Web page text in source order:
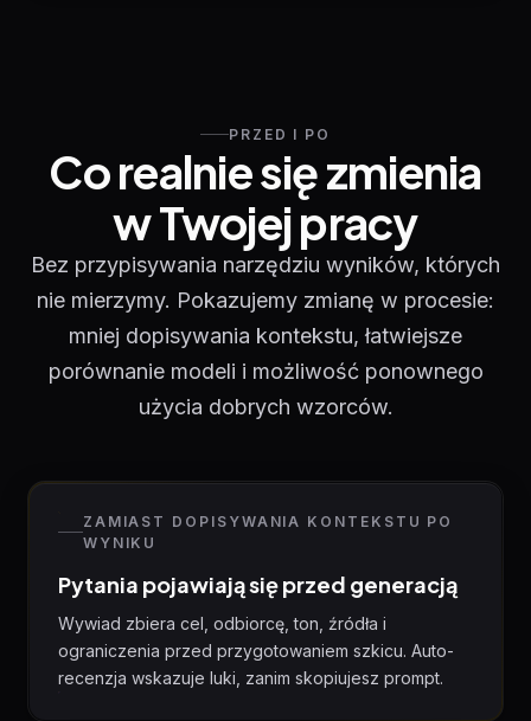
PRZED I PO
Co realnie się zmienia
w Twojej pracy
Bez przypisywania narzędziu wyników, których
nie mierzymy. Pokazujemy zmianę w procesie:
mniej dopisywania kontekstu, łatwiejsze
porównanie modeli i możliwość ponownego
użycia dobrych wzorców.
ZAMIAST DOPISYWANIA KONTEKSTU PO
WYNIKU
Pytania pojawiają się przed generacją
Wywiad zbiera cel, odbiorcę, ton, źródła i
ograniczenia przed przygotowaniem szkicu. Auto-
recenzja wskazuje luki, zanim skopiujesz prompt.